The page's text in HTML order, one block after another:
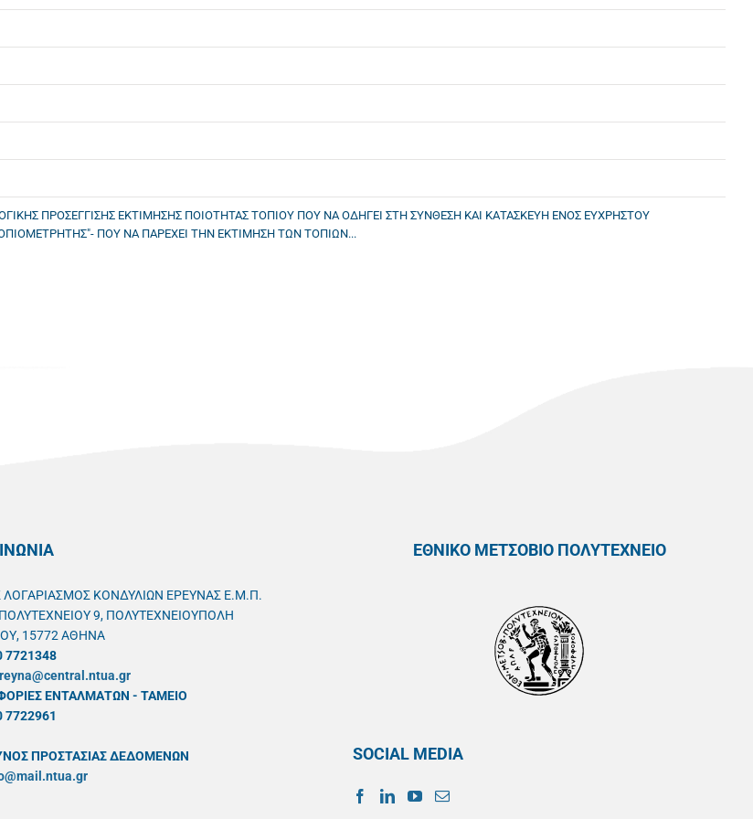
ΠΡΟΣΕΓΓΙΣΗΣ ΕΚΤΙΜΗΣΗΣ ΠΟΙΟΤΗΤΑΣ ΤΟΠΙΟΥ ΠΟΥ ΝΑ ΟΔΗΓΕΙ ΣΤΗ ΣΥΝΘΕΣΗ ΚΑΙ ΚΑΤΑΣΚΕΥΗ ΕΝΟΣ ΕΥΧΡΗΣΤΟΥ
ΠΟΥ ΝΑ ΠΑΡΕΧΕΙ ΤΗΝ ΕΚΤΙΜΗΣΗ ΤΩΝ ΤΟΠΙΩΝ...
ΛΟΓΑΡΙΑΣΜΟΣ ΚΟΝΔΥΛΙΩΝ ΕΡΕΥΝΑΣ Ε.Μ.Π.
9, ΠΟΛΥΤΕΧΝΕΙΟΥΠΟΛΗ
15772 ΑΘΗΝΑ
7721348
ΕΝΤΑΛΜΑΤΩΝ - ΤΑΜΕΙΟ
7722961
ΠΡΟΣΤΑΣΙΑΣ ΔΕΔΟΜΕΝΩΝ
ΕΘΝΙΚΟ ΜΕΤΣΟΒΙΟ ΠΟΛΥΤΕΧΝΕΙΟ
SOCIAL MEDIA